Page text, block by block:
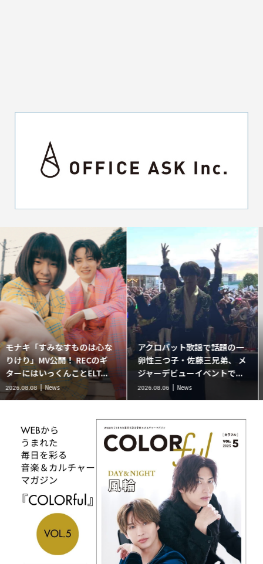
川野夏美、新曲「カクテル」
リリース記念イベント開催！
デビュー27年分の全カタロ...
2026.08.06 News
二見颯一の人気ラジオ番組
『やまステ』に葉月みなみが
ゲスト出演。新曲「小樽終...
2026.08.06